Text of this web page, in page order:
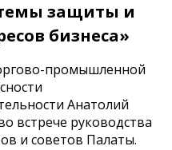
защиты и
бизнеса»
промышленной
Анатолий
встрече руководства
и советов Палаты.